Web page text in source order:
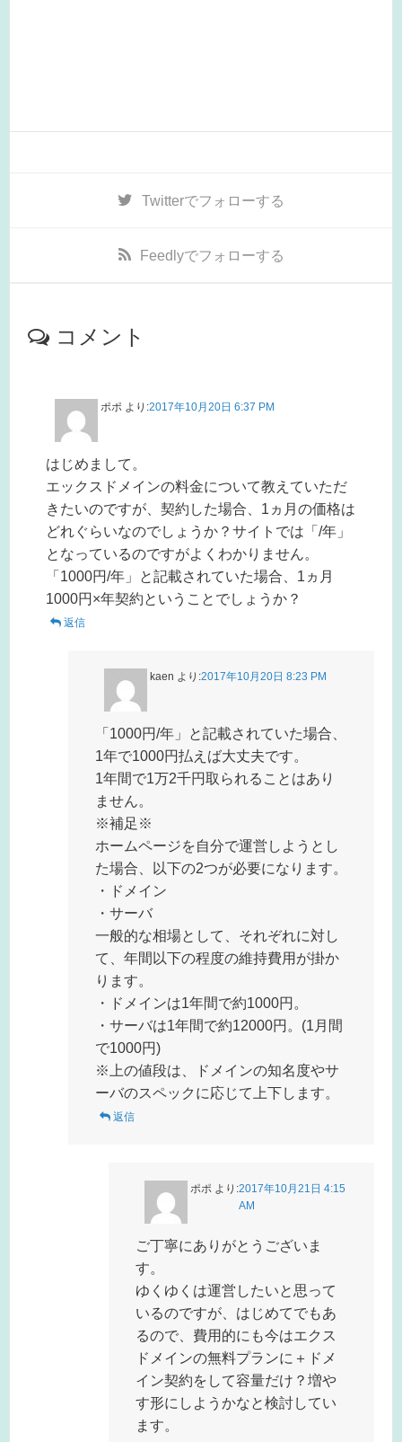
Twitterでフォローする
Feedlyでフォローする
コメント
ポポ より:2017年10月20日 6:37 PM
はじめまして。
エックスドメインの料金について教えていただ
きたいのですが、契約した場合、1ヵ月の価格は
どれぐらいなのでしょうか？サイトでは「/年」
となっているのですがよくわかりません。
「1000円/年」と記載されていた場合、1ヵ月
1000円×年契約ということでしょうか？
返信
kaen より:2017年10月20日 8:23 PM
「1000円/年」と記載されていた場合、
1年で1000円払えば大丈夫です。
1年間で1万2千円取られることはあり
ません。
※補足※
ホームページを自分で運営しようとし
た場合、以下の2つが必要になります。
・ドメイン
・サーバ
一般的な相場として、それぞれに対し
て、年間以下の程度の維持費用が掛か
ります。
・ドメインは1年間で約1000円。
・サーバは1年間で約12000円。(1月間
で1000円)
※上の値段は、ドメインの知名度やサ
ーバのスペックに応じて上下します。
返信
ポポ より:2017年10月21日 4:15
AM
ご丁寧にありがとうございま
す。
ゆくゆくは運営したいと思って
いるのですが、はじめてでもあ
るので、費用的にも今はエクス
ドメインの無料プランに＋ドメ
イン契約をして容量だけ？増や
す形にしようかなと検討してい
ます。